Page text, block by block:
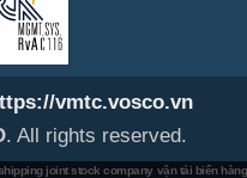
vmtc.vosco.vn
. All rights reserved.
joint stock company vận tải biển